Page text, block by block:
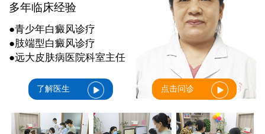
多年临床经验
●青少年白癜风诊疗
●肢端型白癜风诊疗
●远大皮肤病医院科室主任
了解医生 点击问诊